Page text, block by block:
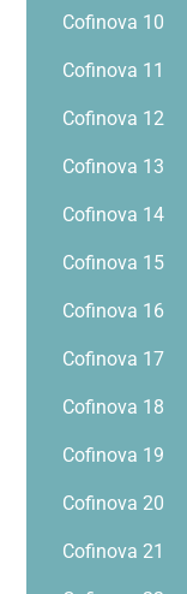
Cofinova 10
Cofinova 11
Cofinova 12
Cofinova 13
Cofinova 14
Cofinova 15
Cofinova 16
Cofinova 17
Cofinova 18
Cofinova 19
Cofinova 20
Cofinova 21